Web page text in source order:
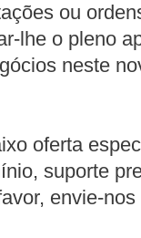
ou
lhe o pleno
neste
oferta
suporte
envie-